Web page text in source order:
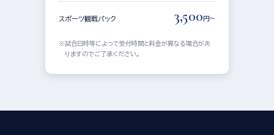
スポーツ観戦パック 3,500 円〜
試合日時等によって受付時間と料金が異なる場合があ
りますのでご了承ください。